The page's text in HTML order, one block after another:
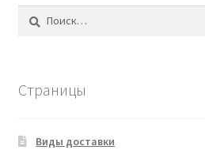
Найти:
Страницы
Виды доставки